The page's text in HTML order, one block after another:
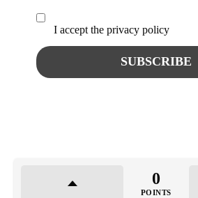
I accept the privacy policy
0
POINTS